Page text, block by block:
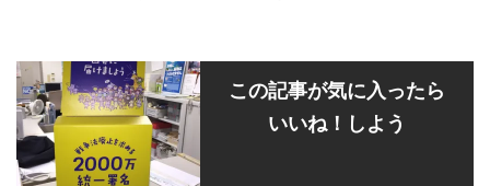
この記事が気に入ったら
いいね！しよう